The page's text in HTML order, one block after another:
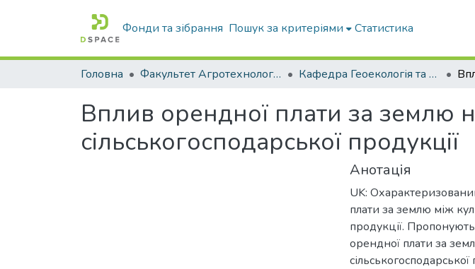
Фонди та зібрання Пошук за критеріями Статистика
Головна Факультет Агротехнологій та екології Кафедра Геоекологія та землеустрій
Вплив орендної плати за землю
сільськогосподарської продукції
Анотація
UK:
плати за землю між
продукції.
орендної плати за